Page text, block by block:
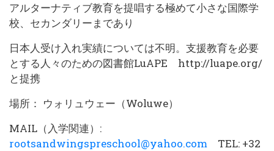
アルターナティブ教育を提唱する極めて小さな国際学
校、セカンダリーまであり
日本人受け入れ実績については不明。支援教育を必要
とする人々のための図書館LuAPE http://luape.org/
と提携
場所： ウォリュウェー（Woluwe）
MAIL（入学関連）:
rootsandwingspreschool@yahoo.com TEL: +32